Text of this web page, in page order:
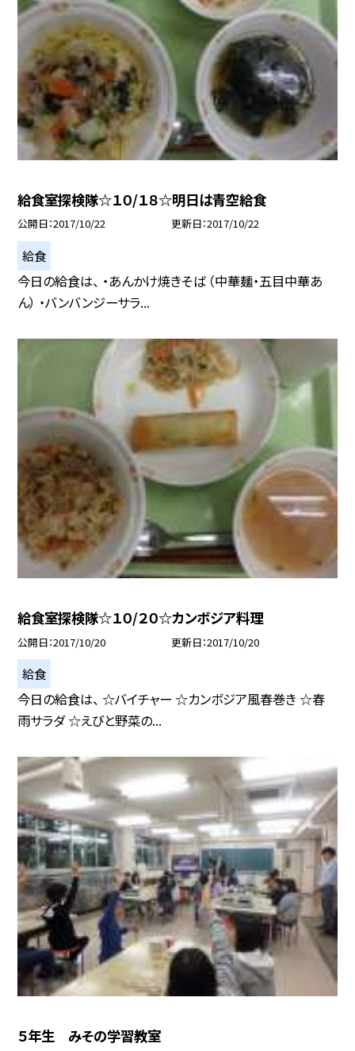
給食室探検隊☆１０/１８☆明日は青空給食
公開日 2017/10/22 更新日 2017/10/22
給食
今日の給食は、 ・あんかけ焼きそば （中華麺・五目中華あ
ん） ・バンバンジーサラ...
給食室探検隊☆１０/２０☆カンボジア料理
公開日 2017/10/20 更新日 2017/10/20
給食
今日の給食は、 ☆バイチャー ☆カンボジア風春巻き ☆春
雨サラダ ☆えびと野菜の...
５年生 みその学習教室